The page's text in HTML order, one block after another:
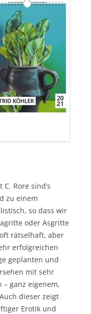
Rore sind’s
zu einem
so dass wir
oder Asgritte
rätselhaft, aber
erfolgreichen
geplanten und
mit sehr
ganz eigenem,
dieser zeigt
Erotik und